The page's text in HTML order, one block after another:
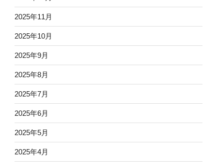
2025年11月
2025年10月
2025年9月
2025年8月
2025年7月
2025年6月
2025年5月
2025年4月